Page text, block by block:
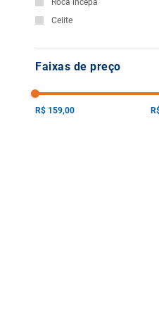
Roca incepa
Celite
Faixas de preço
R$ 159,00